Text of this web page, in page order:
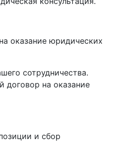
оказание юридических
сотрудничества.
договор на оказание
и сбор